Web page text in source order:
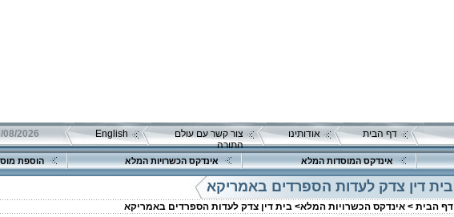
דף הבית אודותינו
צור קשר עם עולם
התורה
English 08/08/2026 שבת כ"ה
אינדקס המוסדות המלא אינדקס הכשרויות המלא הוספת
בית דין צדק לעדות הספרדים באמריקא
דף הבית > אינדקס הכשרויות המלא> בית דין צדק לעדות הספרדים באמריקא